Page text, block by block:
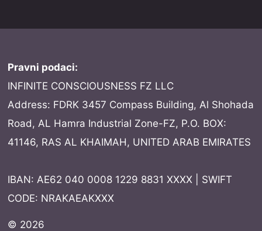
Pravni podaci:
INFINITE CONSCIOUSNESS FZ LLC
Address: FDRK 3457 Compass Building, Al Shohada
Road, AL Hamra Industrial Zone-FZ, P.O. BOX:
41146, RAS AL KHAIMAH, UNITED ARAB EMIRATES
IBAN: AE62 040 0008 1229 8831 XXXX | SWIFT
CODE: NRAKAEAKXXX
© 2026